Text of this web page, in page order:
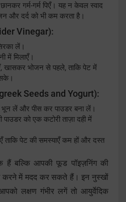
गर्म-गर्म पिएँ। यह न केवल स्वाद
और दर्द को भी कम करता है।
Vinegar):
लें।
में मिलाएँ।
खासकर भोजन से पहले, ताकि पेट में
सके।
Seeds and Yogurt):
भून लें और पीस कर पाउडर बना लें।
को एक कटोरी ताज़ा दही में
ताकि पेट की समस्याएँ कम हों और दस्त
हैं बल्कि आपकी फूड पॉइज़निंग की
में मदद कर सकते हैं। इन नुस्खों
लक्षण गंभीर लगें तो आयुर्वेदिक